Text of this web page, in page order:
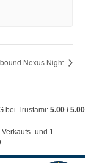
Nexus Night
bei Trustami: 5.00 / 5.00
und 1